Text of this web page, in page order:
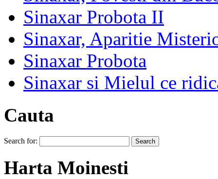
Sinaxar Probota II
Sinaxar, Aparitie
Sinaxar Probota
Sinaxar si Mielul ce
Cauta
Search for:
Harta Moinesti